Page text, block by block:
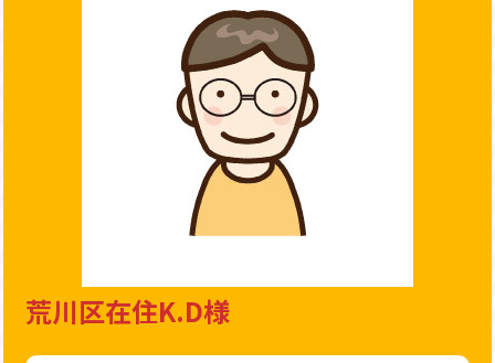
荒川区在住K.D様